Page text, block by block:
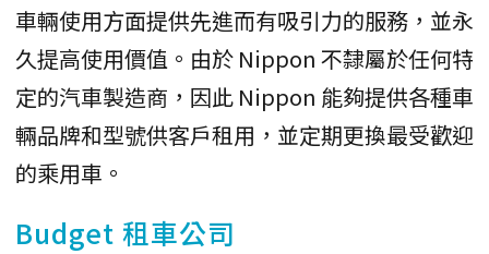
車輛使用方面提供先進而有吸引力的服務，並永
久提高使用價值。由於 Nippon 不隸屬於任何特
定的汽車製造商，因此 Nippon 能夠提供各種車
輛品牌和型號供客戶租用，並定期更換最受歡迎
的乘用車。
Budget 租車公司